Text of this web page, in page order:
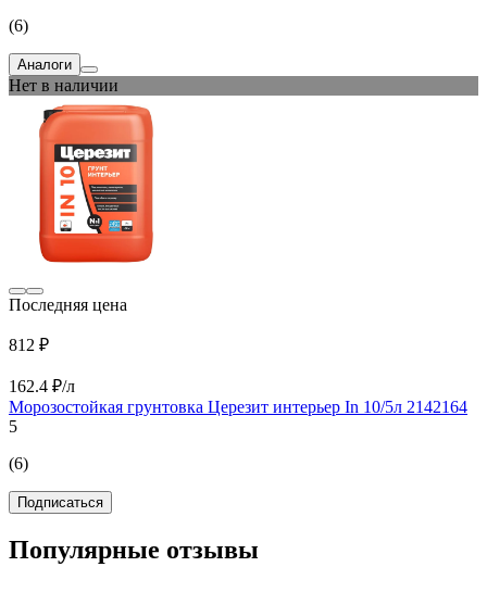
(6)
Аналоги
Нет в наличии
Последняя цена
812 ₽
162.4 ₽/л
Морозостойкая грунтовка Церезит интерьер In 10/5л 2142164
5
(6)
Подписаться
Популярные отзывы